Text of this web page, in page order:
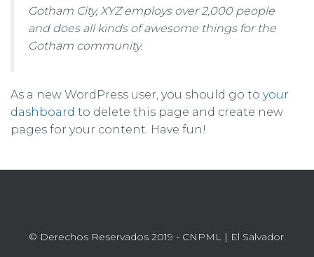
Gotham City, XYZ employs over 2,000 people
and does all kinds of awesome things for the
Gotham community.
As a new WordPress user, you should go to your
dashboard to delete this page and create new
pages for your content. Have fun!
© Derechos Reservados 2019 - CNPML | El Salvador.